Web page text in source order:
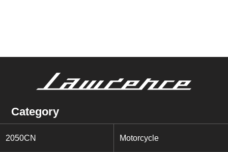
Category
2050CN Motorcycle